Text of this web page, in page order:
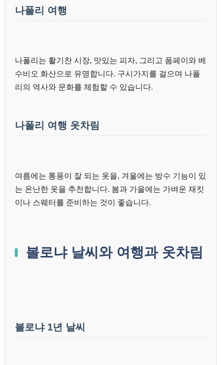
나폴리 여행
나폴리는 활기찬 시장, 맛있는 피자, 그리고 폼페이와 베
수비오 화산으로 유명합니다. 구시가지를 걸으며 나폴
리의 역사와 문화를 체험할 수 있습니다.
나폴리 여행 옷차림
여름에는 통풍이 잘 되는 옷을, 겨울에는 방수 기능이 있
는 온난한 옷을 추천합니다. 봄과 가을에는 가벼운 재킷
이나 스웨터를 준비하는 것이 좋습니다.
볼로냐 날씨와 여행과 옷차림
볼로냐 1년 날씨